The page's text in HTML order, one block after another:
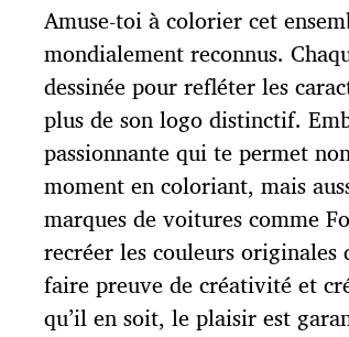
e
p
u
b
l
i
c
a
t
i
o
n
Amuse-toi à colorier cet
mondialement reconnus.
dessinée pour refléter les
plus de son logo distinctif.
passionnante qui te permet
moment en coloriant, mais
marques de voitures comme
recréer les couleurs originales
faire preuve de créativité et
qu’il en soit, le plaisir est